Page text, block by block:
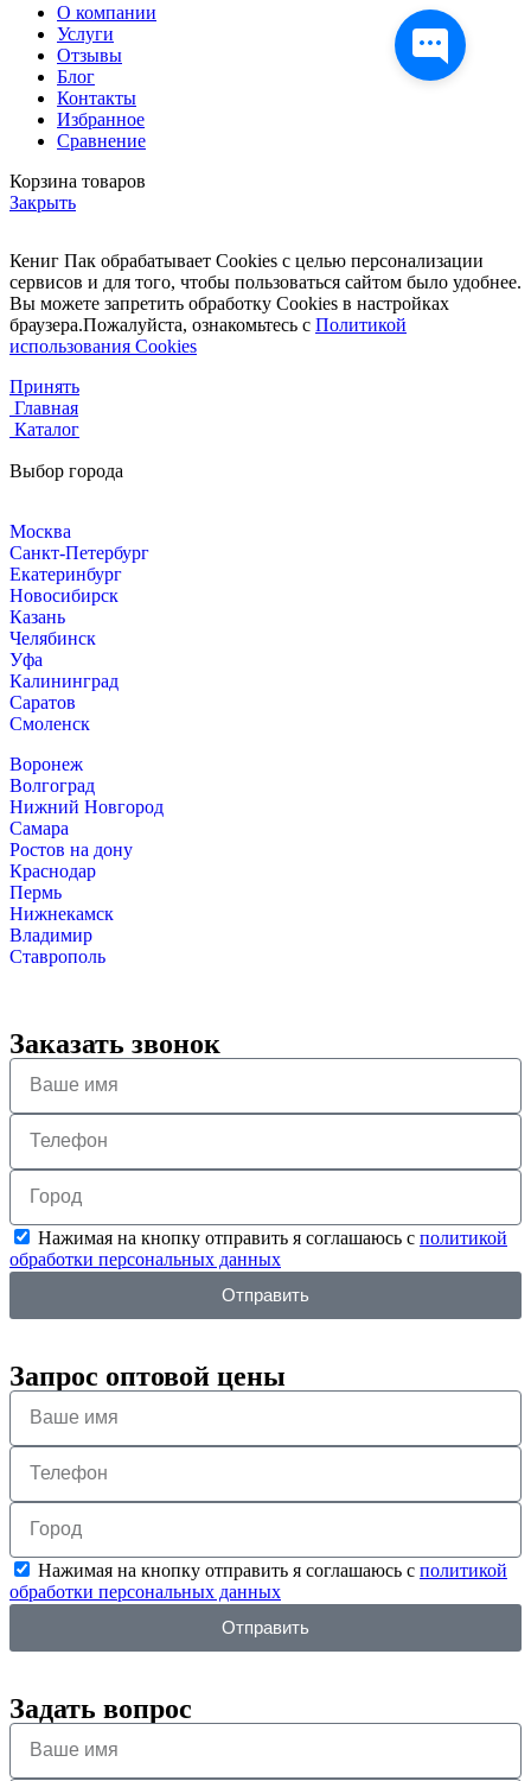
О компании
Услуги
Отзывы
Блог
Контакты
Избранное
Сравнение
Корзина товаров
Закрыть
Кениг Пак обрабатывает Cookies с целью персонализации
сервисов и для того, чтобы пользоваться сайтом было удобнее.
Вы можете запретить обработку Cookies в настройках
браузера.Пожалуйста, ознакомьтесь с Политикой
использования Cookies
Принять
Главная
Каталог
Выбор города
Москва
Санкт-Петербург
Екатеринбург
Новосибирск
Казань
Челябинск
Уфа
Калининград
Саратов
Смоленск
Воронеж
Волгоград
Нижний Новгород
Самара
Ростов на дону
Краснодар
Пермь
Нижнекамск
Владимир
Ставрополь
Заказать звонок
Нажимая на кнопку отправить я соглашаюсь с политикой
обработки персональных данных
Отправить
Запрос оптовой цены
Нажимая на кнопку отправить я соглашаюсь с политикой
обработки персональных данных
Отправить
Задать вопрос